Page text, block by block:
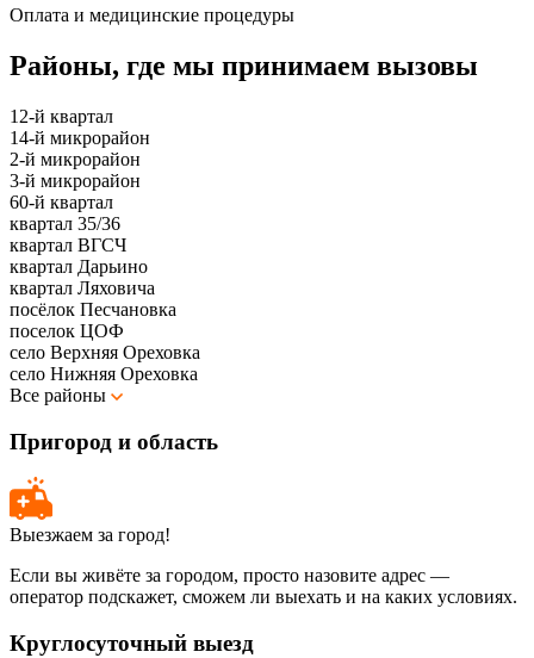
Оплата и медицинские процедуры
Районы, где мы принимаем вызовы
12-й квартал
14-й микрорайон
2-й микрорайон
3-й микрорайон
60-й квартал
квартал 35/36
квартал ВГСЧ
квартал Дарьино
квартал Ляховича
посёлок Песчановка
поселок ЦОФ
село Верхняя Ореховка
село Нижняя Ореховка
Все районы
Пригород и область
Выезжаем за город!
Если вы живёте за городом, просто назовите адрес —
оператор подскажет, сможем ли выехать и на каких условиях.
Круглосуточный выезд